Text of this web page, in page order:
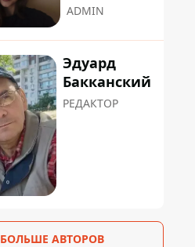
ADMIN
Эдуард
Бакканский
РЕДАКТОР
БОЛЬШЕ АВТОРОВ